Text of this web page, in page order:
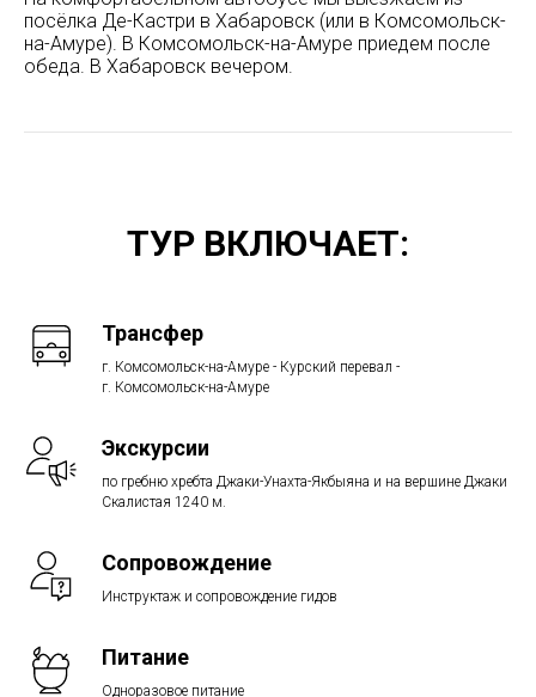
посёлка Де-Кастри в Хабаровск (или в Комсомольск-
на-Амуре). В Комсомольск-на-Амуре приедем после
обеда. В Хабаровск вечером.
ТУР ВКЛЮЧАЕТ:
Трансфер
г. Комсомольск-на-Амуре - Курский перевал -
г. Комсомольск-на-Амуре
Экскурсии
по гребню хребта Джаки-Унахта-Якбыяна и на вершине Джаки
Скалистая 1240 м.
Сопровождение
Инструктаж и сопровождение гидов
Питание
Одноразовое питание